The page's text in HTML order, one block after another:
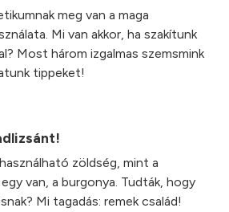
meg van a maga
Mi van akkor, ha szakítunk
Most három izgalmas szemsmink
tippeket!
zöldség, mint a
van, a burgonya. Tudták, hogy
Mi tagadás: remek család!